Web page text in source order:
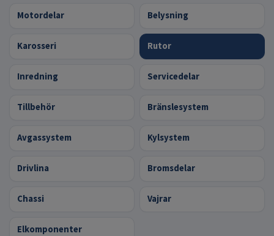
Motordelar Belysning
Karosseri Rutor
Inredning Servicedelar
Tillbehör Bränslesystem
Avgassystem Kylsystem
Drivlina Bromsdelar
Chassi Vajrar
Elkomponenter